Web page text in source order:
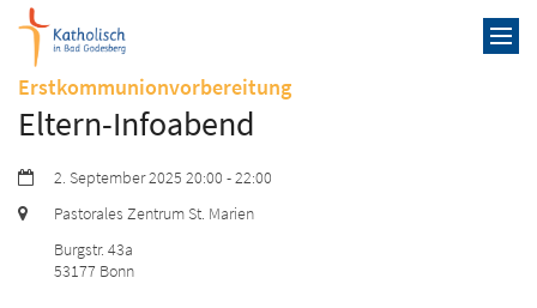
Zum Inhalt springen
Erstkommunionvorbereitung:
Eltern-Infoabend
Datum:2. September 2025 20:00 - 22:00
Ort:
Pastorales Zentrum St. Marien
Burgstr. 43a
53177 Bonn